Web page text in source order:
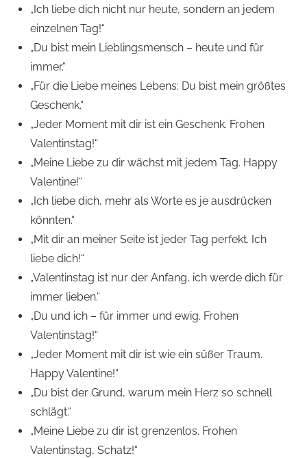
„Ich liebe dich nicht nur heute, sondern an jedem
einzelnen Tag!“
„Du bist mein Lieblingsmensch – heute und für
immer.“
„Für die Liebe meines Lebens: Du bist mein größtes
Geschenk.“
„Jeder Moment mit dir ist ein Geschenk. Frohen
Valentinstag!“
„Meine Liebe zu dir wächst mit jedem Tag. Happy
Valentine!“
„Ich liebe dich, mehr als Worte es je ausdrücken
könnten.“
„Mit dir an meiner Seite ist jeder Tag perfekt. Ich
liebe dich!“
„Valentinstag ist nur der Anfang, ich werde dich für
immer lieben.“
„Du und ich – für immer und ewig. Frohen
Valentinstag!“
„Jeder Moment mit dir ist wie ein süßer Traum.
Happy Valentine!“
„Du bist der Grund, warum mein Herz so schnell
schlägt.“
„Meine Liebe zu dir ist grenzenlos. Frohen
Valentinstag, Schatz!“